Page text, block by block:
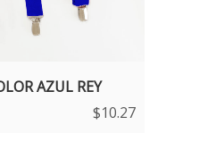
AZUL REY
$10.27